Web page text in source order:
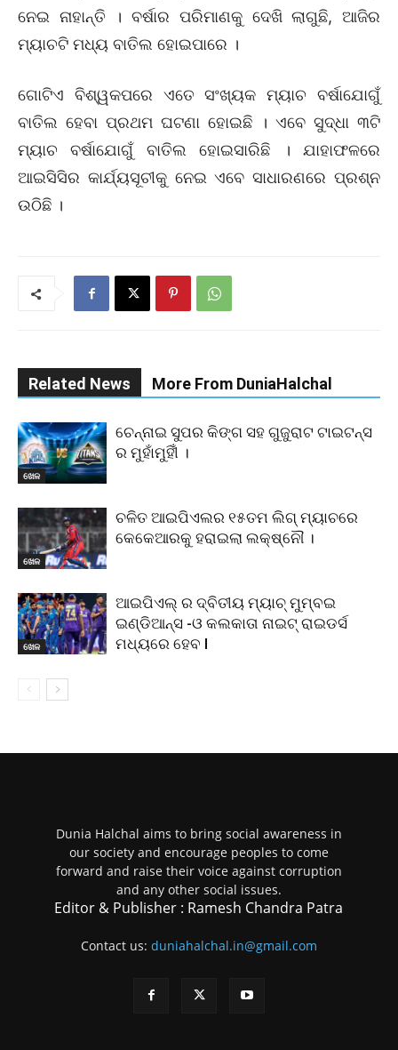
ନେଇ ନାହାନ୍ତି । ବର୍ଷାର ପରିମାଣକୁ ଦେଖି ଲାଗୁଛି, ଆଜିର
ମ୍ୟାଚଟି ମଧ୍ୟ ବାତିଲ ହୋଇପାରେ ।
ଗୋଟିଏ ବିଶ୍ୱକପରେ ଏତେ ସଂଖ୍ୟକ ମ୍ୟାଚ ବର୍ଷାଯୋଗୁଁ
ବାତିଲ ହେବା ପ୍ରଥମ ଘଟଣା ହୋଇଛି । ଏବେ ସୁଦ୍ଧା ୩ଟି
ମ୍ୟାଚ ବର୍ଷାଯୋଗୁଁ ବାତିଲ ହୋଇସାରିଛି । ଯାହାଫଳରେ
ଆଇସିସିର କାର୍ଯ୍ୟସୂଚୀକୁ ନେଇ ଏବେ ସାଧାରଣରେ ପ୍ରଶ୍ନ
ଉଠିଛି ।
Related News More From DuniaHalchal
ଖେଳ
ଚେନ୍ନାଇ ସୁପର କିଙ୍ଗ ସହ ଗୁଜୁରାଟ ଟାଇଟନ୍ସ
ର ମୁହାଁମୁହିୀଁ ।
ଖେଳ
ଚଳିତ ଆଇପିଏଲର ୧୫ତମ ଲିଗ୍ ମ୍ୟାଚରେ
କେକେଆରକୁ ହରାଇଲା ଲକ୍ଷ୍ନୌ ।
ଖେଳ
ଆଇପିଏଲ୍ ର ଦ୍ବିତୀୟ ମ୍ୟାଚ୍ ମୁମ୍ବଇ
ଇଣ୍ଡିଆନ୍ସ -ଓ କଲକାତା ନାଇଟ୍ ରାଇଡର୍ସ
ମଧ୍ୟରେ ହେବ l
Dunia Halchal aims to bring social awareness in
our society and encourage peoples to come
forward and raise their voice against corruption
and any other social issues.
Editor & Publisher : Ramesh Chandra Patra
Contact us: duniahalchal.in@gmail.com